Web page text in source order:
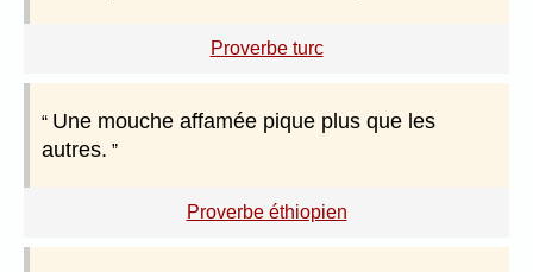
Proverbe turc
Une mouche affamée pique plus que les
autres.
Proverbe éthiopien